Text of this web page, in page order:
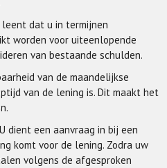
dat u in termijnen
worden voor uiteenlopende
van bestaande schulden.
van de maandelijkse
van de lening is. Dit maakt het
dient een aanvraag in bij een
komt voor de lening. Zodra uw
volgens de afgesproken